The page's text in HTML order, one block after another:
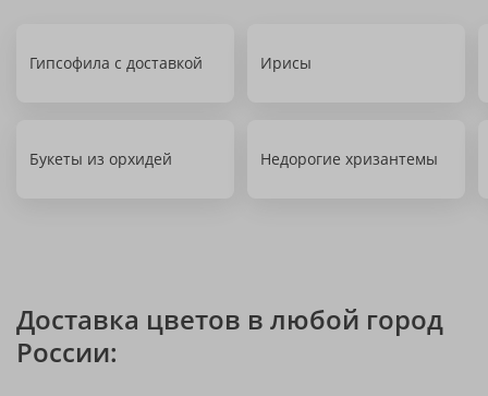
Гипсофила с доставкой Ирисы
Букеты из орхидей Недорогие хризантемы
Доставка цветов в любой город
России: